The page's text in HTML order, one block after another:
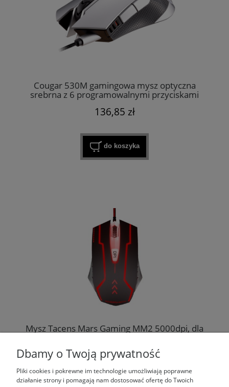
Cougar 530M gamingowa mysz optyczna
srebrna z 6 programowalnymi przyciskami
136,85 zł
do koszyka
Mysz Tacens Mars Gaming MM2 5000dpi, dla
19,49 zł
Dbamy o Twoją prywatność
Pliki cookies i pokrewne im technologie umożliwiają poprawne
działanie strony i pomagają nam dostosować ofertę do Twoich